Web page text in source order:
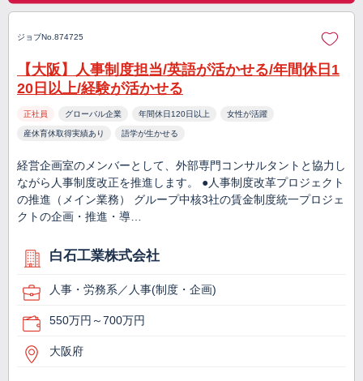
ジョブNo.874725
【大阪】人事制度担当/英語が活かせる/年間休日1
20日以上/経験が活かせる
正社員 グローバル企業 年間休日120日以上 女性が活躍
産休育休取得実績あり 語学が生かせる
経営企画室のメンバーとして、外部専門コンサルタントと協力し
ながら人事制度改正を推進します。 ●人事制度改革プロジェクト
の推進（メイン業務） グループ中核3社の賃金制度統一プロジェ
クトの企画・推進・導…
白石工業株式会社
人事・労務系／人事(制度・企画)
550万円～700万円
大阪府